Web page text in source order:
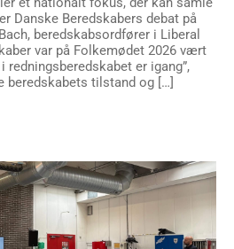
Danske Beredskabers debat på
beredskabsordfører i Liberal
var på Folkemødet 2026 vært
er igang”,
beredskabets tilstand og […]